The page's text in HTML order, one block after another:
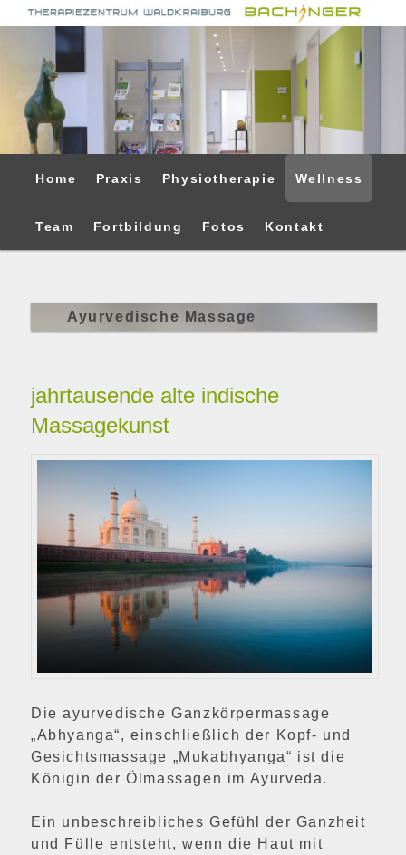
Therapiezentrum Bachinger
Physiotherapie und Ergotherapie in Waldkraiburg
Zum
wechseln
Zum
Inhalt
Home Praxis Physiotherapie Wellness
Team Fortbildung Fotos Kontakt
Ayurvedische Massage
jahrtausende alte indische
Massagekunst
Die ayurvedische Ganzkörpermassage
„Abhyanga“, einschließlich der Kopf- und
Gesichtsmassage „Mukabhyanga“ ist die
Königin der Ölmassagen im Ayurveda.
Ein unbeschreibliches Gefühl der Ganzheit
und Fülle entsteht, wenn die Haut mit